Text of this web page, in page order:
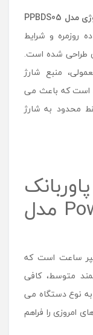
PPBDS05
روزمره و شرایط
طراحی شده است.
منبع شارژ
است که باعث می
محدود به شارژ
خورشیدی Powerology مدل
ظرفیت 10000 میلی آمپر ساعت است که
متوسط، کافی
نوع دستگاه می
امروزی را فراهم